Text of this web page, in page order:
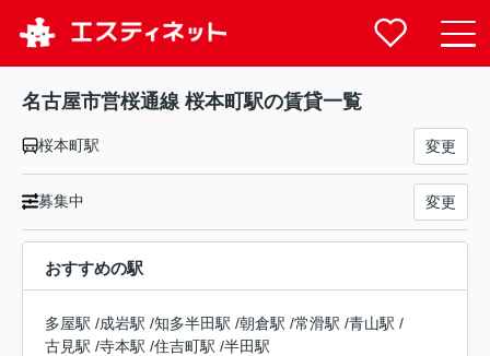
名古屋市営桜通線 桜本町駅の賃貸一覧
桜本町駅 変更
募集中 変更
おすすめの駅
多屋駅 /成岩駅 /知多半田駅 /朝倉駅 /常滑駅 /青山駅 /
古見駅 /寺本駅 /住吉町駅 /半田駅